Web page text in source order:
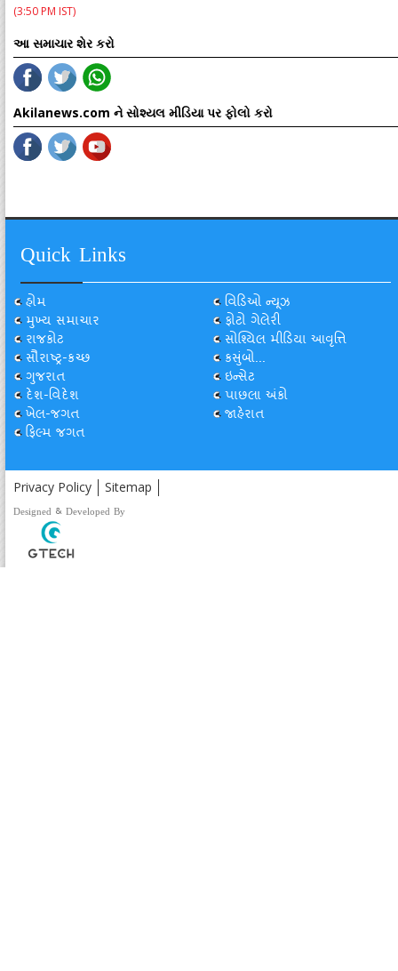
(3:50 PM IST)
આ સમાચાર શેર કરો
Akilanews.com ને સોશ્યલ મીડિયા પર ફોલો કરો
Quick Links
હોમ
મુખ્ય સમાચાર
રાજકોટ
સૌરાષ્ટ્ર-કચ્છ
ગુજરાત
દેશ-વિદેશ
ખેલ-જગત
ફિલ્મ જગત
વિડિઓ ન્યૂઝ
ફોટો ગેલેરી
સોશ્યિલ મીડિયા આવૃત્તિ
કસુંબો...
ઇન્સેટ
પાછલા અંકો
જાહેરાત
Privacy Policy Sitemap
Designed & Developed By